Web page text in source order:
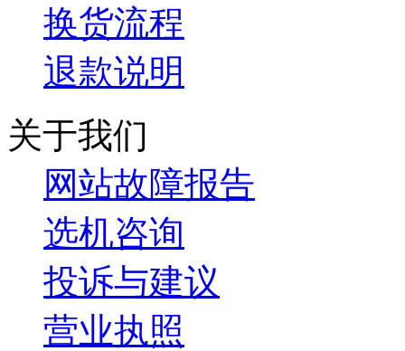
换货流程
退款说明
关于我们
网站故障报告
选机咨询
投诉与建议
营业执照